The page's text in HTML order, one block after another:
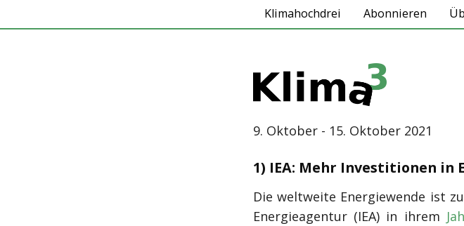
Klimahochdrei Abonnieren
9. Oktober - 15. Oktober 2021
1) IEA: Mehr Investitionen in
Die weltweite Energiewende ist
Energieagentur (IEA) in ihrem